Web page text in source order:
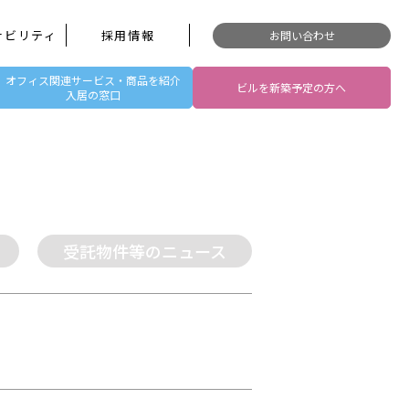
お問い合わせ
リティ 採用情報
受託物件等のニュース
オフィス関連サービス・商品を紹介
入居の窓口
ビルを新築予定の方へ